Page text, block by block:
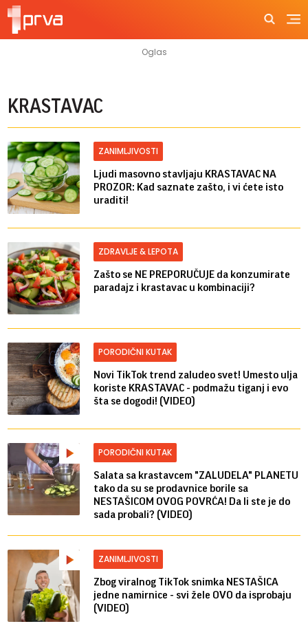
KRASTAVAC
ZANIMLJIVOSTI
Ljudi masovno stavljaju KRASTAVAC NA
PROZOR: Kad saznate zašto, i vi ćete isto
uraditi!
ZDRAVLJE & LEPOTA
Zašto se NE PREPORUČUJE da konzumirate
paradajz i krastavac u kombinaciji?
PORODIČNI KUTAK
Novi TikTok trend zaludeo svet! Umesto ulja
koriste KRASTAVAC - podmažu tiganj i evo
šta se dogodi! (VIDEO)
PORODIČNI KUTAK
Salata sa krastavcem "ZALUDELA" PLANETU
tako da su se prodavnice borile sa
NESTAŠICOM OVOG POVRĆA! Da li ste je do
sada probali? (VIDEO)
ZANIMLJIVOSTI
Zbog viralnog TikTok snimka NESTAŠICA
jedne namirnice - svi žele OVO da isprobaju
(VIDEO)